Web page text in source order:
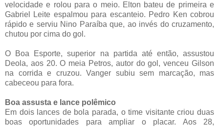
velocidade e rolou para o meio. Elton bateu de primeira e
Gabriel Leite espalmou para escanteio. Pedro Ken cobrou
rápido e serviu Nino Paraíba que, ao invés do cruzamento,
chutou por cima do gol.
O Boa Esporte, superior na partida até então, assustou
Deola, aos 20. O meia Petros, autor do gol, venceu Gilson
na corrida e cruzou. Vanger subiu sem marcação, mas
cabeceou para fora.
Boa assusta e lance polêmico
Em dois lances de bola parada, o time visitante criou duas
boas oportunidades para ampliar o placar. Aos 28,